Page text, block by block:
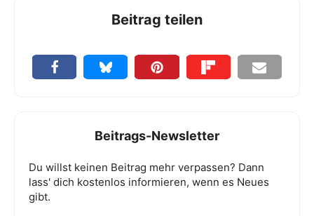
Beitrag teilen
Beitrags-Newsletter
Du willst keinen Beitrag mehr verpassen? Dann
lass' dich kostenlos informieren, wenn es Neues
gibt.